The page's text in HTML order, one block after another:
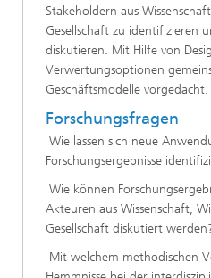
Stakeholdern aus
Gesellschaft zu identifizieren
diskutieren. Mit Hilfe von
Verwertungsoptionen
Geschäftsmodelle vorgedacht.
Forschungsfragen
Wie lassen sich neue
Forschungsergebnisse
Wie können
Akteuren aus Wissenschaft,
Gesellschaft diskutiert
Mit welchem methodischen